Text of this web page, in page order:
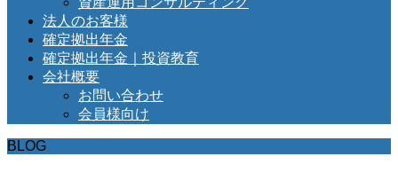
法人のお客様
確定拠出年金
確定拠出年金｜投資教育
会社概要
お問い合わせ
会員様向け
BLOG